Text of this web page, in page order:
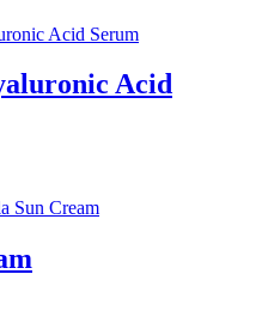
en
páginaAcid